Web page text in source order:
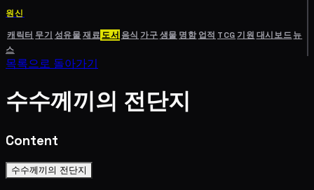
원신
캐릭터 무기 성유물재료도서 음식 가구생물 명함 업적 TCG기원 대시보드뉴
스
목록으로 돌아가기
수수께끼의 전단지
Content
수수께끼의 전단지